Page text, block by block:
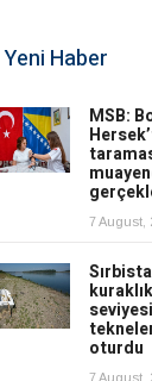
Yeni Haber
MSB:
7 August,
oturdu
7 August,